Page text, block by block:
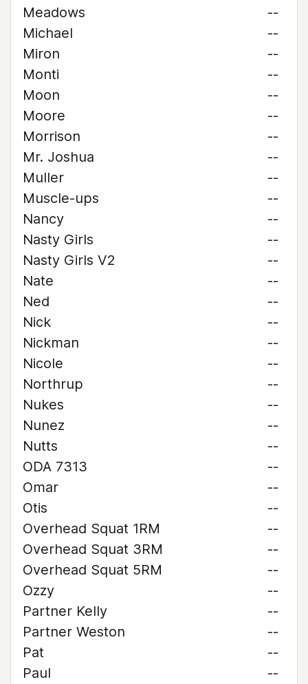
Meadows
--
Michael
--
Miron
--
Monti
--
Moon
--
Moore
--
Morrison
--
Mr. Joshua
--
Muller
--
Muscle-ups
--
Nancy
--
Nasty Girls
--
Nasty Girls V2
--
Nate
--
Ned
--
Nick
--
Nickman
--
Nicole
--
Northrup
--
Nukes
--
Nunez
--
Nutts
--
ODA 7313
--
Omar
--
Otis
--
Overhead Squat 1RM
--
Overhead Squat 3RM
--
Overhead Squat 5RM
--
Ozzy
--
Partner Kelly
--
Partner Weston
--
Pat
--
Paul
--